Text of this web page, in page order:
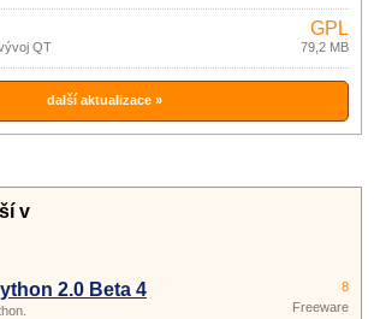
QT
GPL
79,2 MB
další aktualizace »
v
2.0 Beta 4
8
Freeware